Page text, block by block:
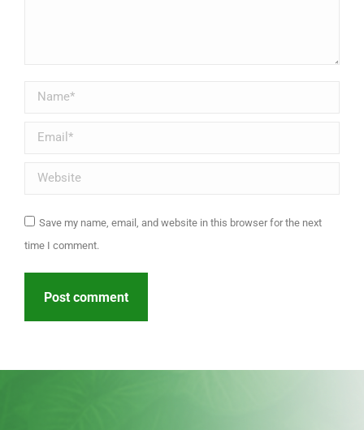
Name *
Email *
Website
Save my name, email, and website in this browser for the next
time I comment.
Post comment